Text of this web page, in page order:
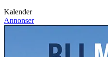
Kalender
Annonser